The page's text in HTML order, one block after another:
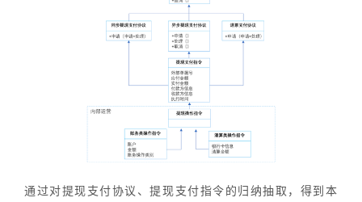
通过对提现支付协议、提现支付指令的归纳抽取，得到本